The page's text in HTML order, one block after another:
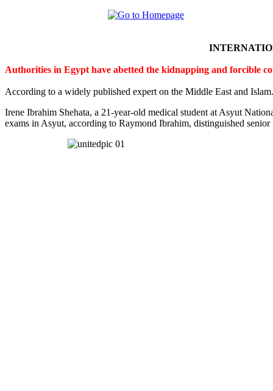
Authorities in Egypt have abetted the kidnapping and forcible
According to a widely published expert on the Middle East and Islam.
Irene Ibrahim Shehata, a 21-year-old medical student at Asyut
exams in Asyut, according to Raymond Ibrahim, distinguished